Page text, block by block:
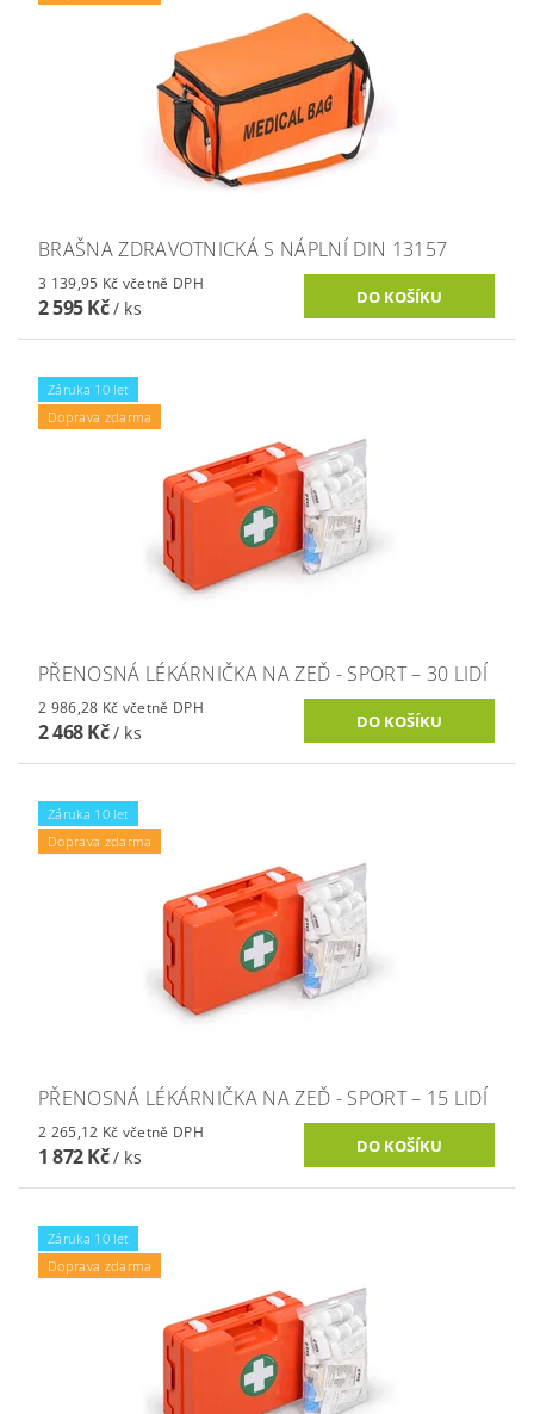
BRAŠNA ZDRAVOTNICKÁ S NÁPLNÍ DIN 13157
3 139,95 Kč včetně DPH
2 595 Kč/ ks
Záruka 10 let
Doprava zdarma
PŘENOSNÁ LÉKÁRNIČKA NA ZEĎ - SPORT – 30 LIDÍ
2 986,28 Kč včetně DPH
2 468 Kč/ ks
Záruka 10 let
Doprava zdarma
PŘENOSNÁ LÉKÁRNIČKA NA ZEĎ - SPORT – 15 LIDÍ
2 265,12 Kč včetně DPH
1 872 Kč/ ks
Záruka 10 let
Doprava zdarma